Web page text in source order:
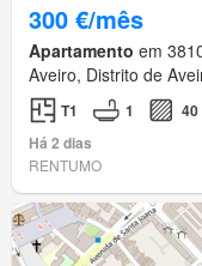
300 €/mês
Apartamento em
Aveiro, Distrito de
T1 1
40
Há 2 dias
RENTUMO